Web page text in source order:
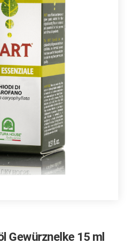
Gewürznelke 15 ml